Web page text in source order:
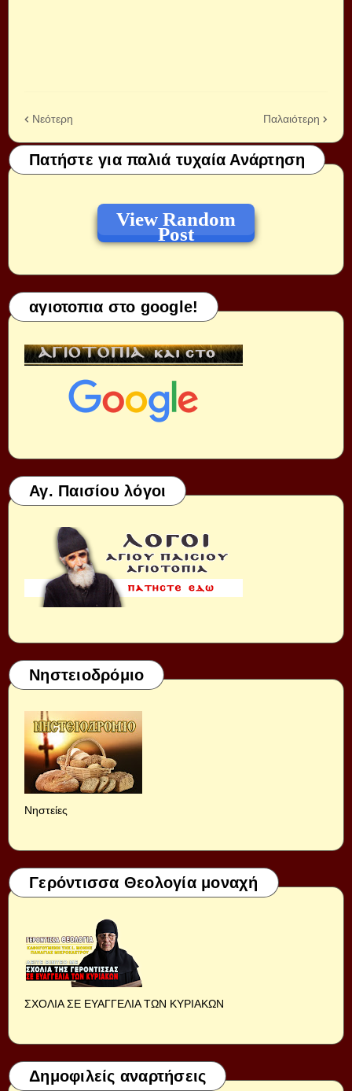
Νεότερη Παλαιότερη
Πατήστε για παλιά τυχαία Ανάρτηση
View Random
Post
αγιοτοπια στο google!
Αγ. Παισίου λόγοι
Νηστειοδρόμιο
Νηστείες
Γερόντισσα Θεολογία μοναχή
ΣΧΟΛΙΑ ΣΕ ΕΥΑΓΓΕΛΙΑ ΤΩΝ ΚΥΡΙΑΚΩΝ
Δημοφιλείς αναρτήσεις